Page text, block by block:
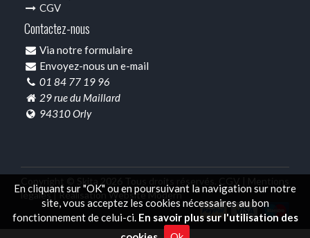
En cliquant sur "OK" ou en poursuivant la navigation sur notre
site, vous acceptez les cookies nécessaires au bon
fonctionnement de celui-ci. En savoir plus sur l'utilisation des
CGV
Contactez-nous
Via notre formulaire
Envoyez-nous un e-mail
01 84 77 19 96
29 rue du Maillard
94310 Orly
légales |Réalisation Website Modern